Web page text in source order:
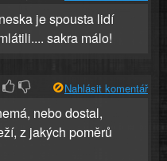
je spousta lidí
sakra málo!
Nahlásit komentář
nebo dostal,
z jakých poměrů